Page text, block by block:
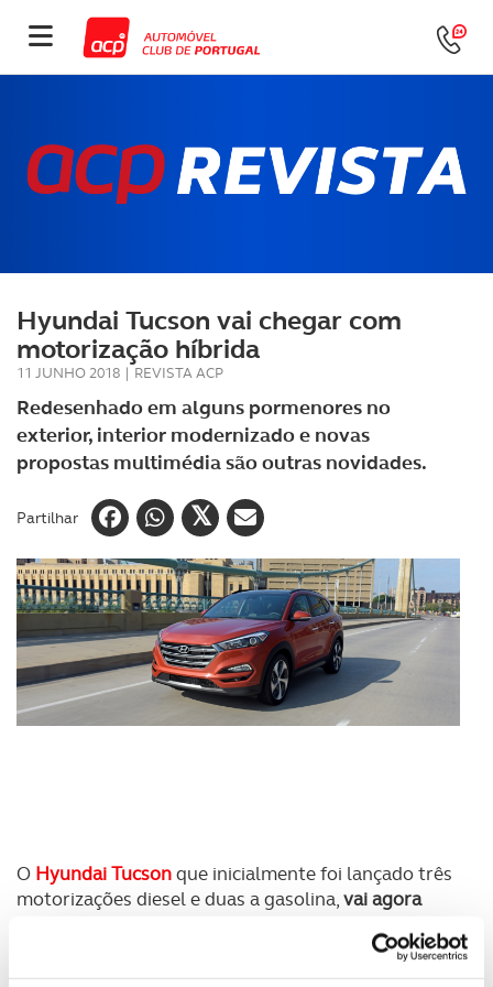
Hyundai Tucson vai chegar com
motorização híbrida
11 JUNHO 2018 | REVISTA ACP
Redesenhado em alguns pormenores no
exterior, interior modernizado e novas
propostas multimédia são outras novidades.
Partilhar
O Hyundai Tucsonque inicialmente foi lançado três
motorizações diesel e duas a gasolina,vai agora
turbodiesel de 186 associado a um sistema eléctrico
de 48 Volts com um inversor e um gerador ligados a